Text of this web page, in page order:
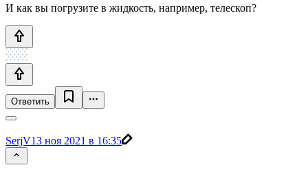
И как вы погрузите в жидкость, например, телескоп?
Ответить
SerjV13 ноя 2021 в 16:35